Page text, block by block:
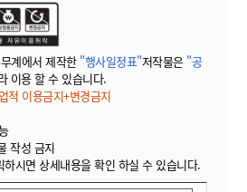
계에서 제작한 "행사일정표"저작물은 "공
이용 할 수 있습니다.
적 이용금지+변경금지
작성 금지
시면 상세내용을 확인 하실 수 있습니다.